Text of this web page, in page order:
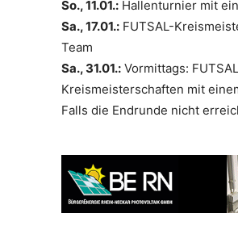
So., 11.01.: Hallenturnier mit
Sa., 17.01.: FUTSAL-
Team
Sa., 31.01.: Vormittags:
Kreismeisterschaften mit
Falls die Endrunde nicht